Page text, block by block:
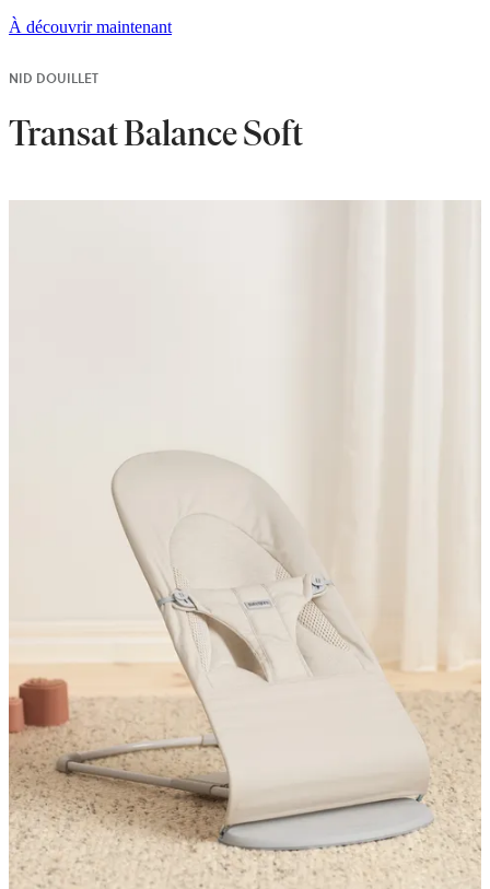
À découvrir maintenant
NID DOUILLET
Transat Balance Soft